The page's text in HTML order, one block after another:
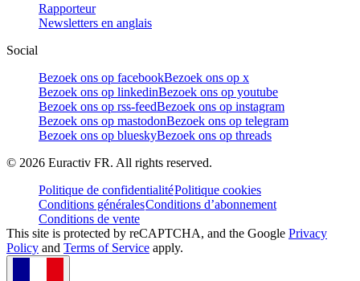
Rapporteur
Newsletters en anglais
Social
Bezoek ons op facebookBezoek ons op x
Bezoek ons op linkedinBezoek ons op youtube
Bezoek ons op rss-feedBezoek ons op instagram
Bezoek ons op mastodonBezoek ons op telegram
Bezoek ons op blueskyBezoek ons op threads
© 2026 Euractiv FR. All rights reserved.
Politique de confidentialitéPolitique cookies
Conditions généralesConditions d’abonnement
Conditions de vente
This site is protected by reCAPTCHA, and the Google Privacy
Policy and Terms of Service apply.